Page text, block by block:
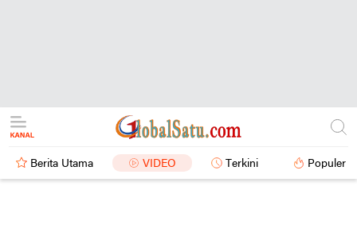
Berita Utama VIDEO Terkini Populer